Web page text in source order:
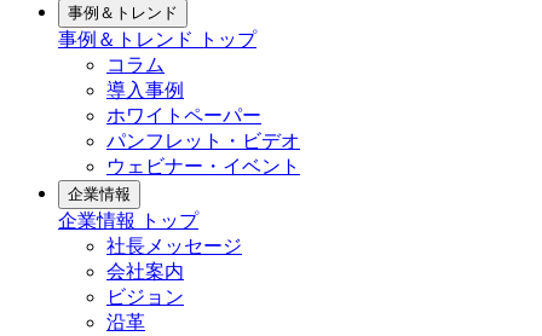
事例＆トレンド
事例＆トレンド トップ
コラム
導入事例
ホワイトペーパー
パンフレット・ビデオ
ウェビナー・イベント
企業情報
企業情報 トップ
社長メッセージ
会社案内
ビジョン
沿革